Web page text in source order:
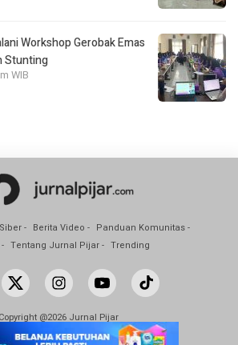
Workshop Gerobak Emas
Stunting
WIB
Berita Video
Panduan Komunitas
Tentang Jurnal Pijar Trending
Copyright @2026 Jurnal Pijar
All Rights Reserved